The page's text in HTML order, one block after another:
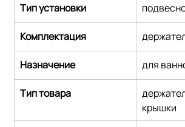
Тип установки
Комплектация
Назначение для
Тип товара
крышки